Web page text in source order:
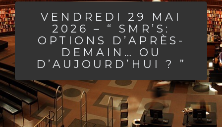
VENDREDI 29 MAI
2026 – “ SMR’S:
OPTIONS D’APRÈS-
DEMAIN… OU
D’AUJOURD’HUI ? ”